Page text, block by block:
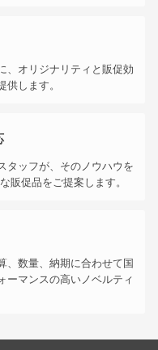
、オリジナリティと販促効
します。
タッフが、そのノウハウを
販促品をご提案します。
、数量、納期に合わせて国
ーマンスの高いノベルティ